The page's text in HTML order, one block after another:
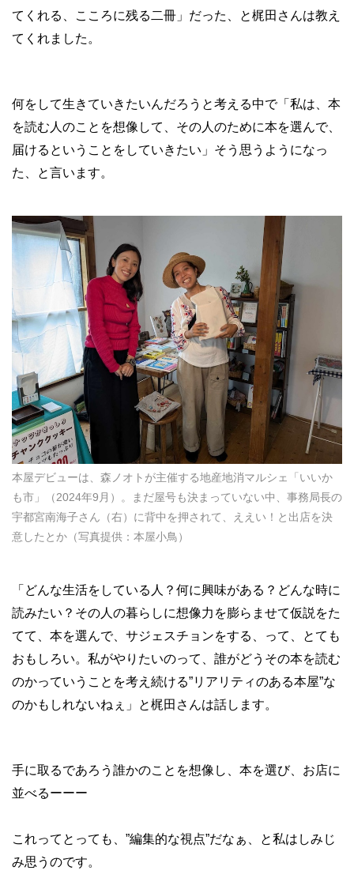
てくれる、こころに残る二冊」だった、と梶田さんは教え
てくれました。
何をして生きていきたいんだろうと考える中で「私は、本
を読む人のことを想像して、その人のために本を選んで、
届けるということをしていきたい」そう思うようになっ
た、と言います。
本屋デビューは、森ノオトが主催する地産地消マルシェ「いいか
も市」（2024年9月）。まだ屋号も決まっていない中、事務局長の
宇都宮南海子さん（右）に背中を押されて、ええい！と出店を決
意したとか（写真提供：本屋小鳥）
「どんな生活をしている人？何に興味がある？どんな時に
読みたい？その人の暮らしに想像力を膨らませて仮説をた
てて、本を選んで、サジェスチョンをする、って、とても
おもしろい。私がやりたいのって、誰がどうその本を読む
のかっていうことを考え続ける”リアリティのある本屋”な
のかもしれないねぇ」と梶田さんは話します。
手に取るであろう誰かのことを想像し、本を選び、お店に
並べるーーー
これってとっても、”編集的な視点”だなぁ、と私はしみじ
み思うのです。